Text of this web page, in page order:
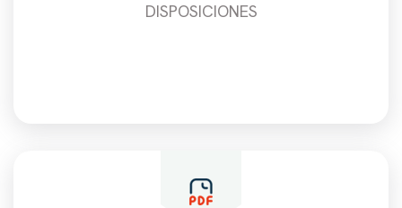
DISPOSICIONES